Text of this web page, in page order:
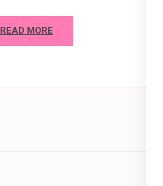
READ MORE